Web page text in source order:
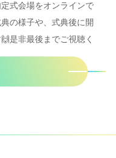
式会場をオンラインで
の様子や、式典後に開
是非最後までご視聴く